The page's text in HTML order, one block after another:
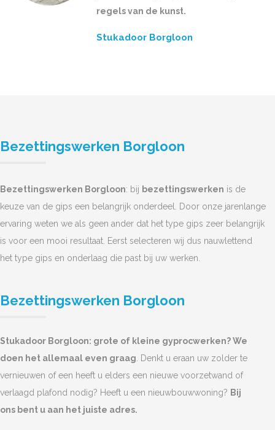
regels van de kunst.
Stukadoor Borgloon
Bezettingswerken Borgloon
Bezettingswerken Borgloon: bij bezettingswerken is de
keuze van de gips een belangrijk onderdeel. Door onze jarenlange
ervaring weten we als geen ander dat het type gips zeer belangrijk
is voor een mooi resultaat. Eerst selecteren wij dus nauwlettend
het type gips en onderlaag die past bij uw werken.
Bezettingswerken Borgloon
Stukadoor Borgloon: grote of kleine gyprocwerken? We
doen het allemaal even graag. Denkt u eraan uw zolder te
vernieuwen of een heeft u elders een nieuwe voorzetwand of
verlaagd plafond nodig? Heeft u een nieuwbouwwoning? Bij
ons bent u aan het juiste adres.